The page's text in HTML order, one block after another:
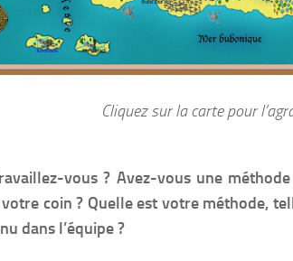
Cliquez sur la carte pour
vous ? Avez-vous une
coin ? Quelle est votre méthode,
dans l’équipe ?